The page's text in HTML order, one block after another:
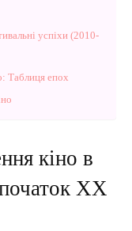
успіхи (2010-
Таблиця епох
кіно в
XX